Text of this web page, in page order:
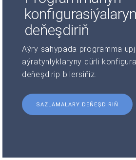
deňeşdiriň
Aýry sahypada programma
aýratynlyklaryny dürli
deňeşdirip bilersiňiz.
SAZLAMALARY DEŇEŞDIRIŇ